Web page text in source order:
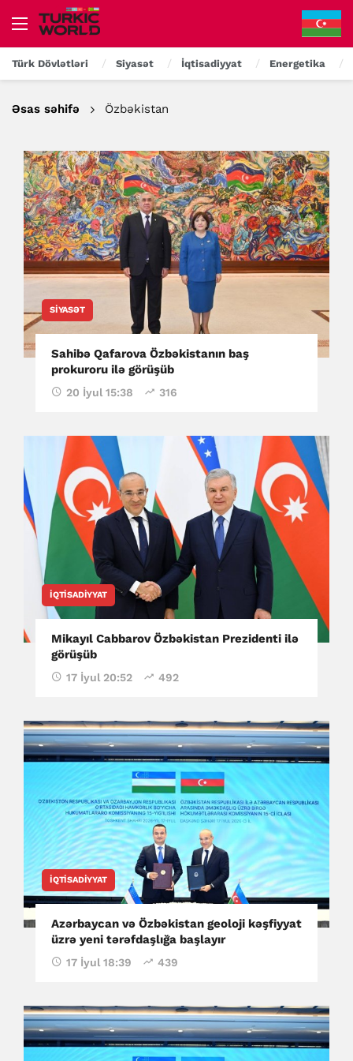
Türk Dövlətləri Siyasət İqtisadiyyat Energetika
Əsas səhifə Özbəkistan
SIYASƏT
Sahibə Qafarova Özbəkistanın baş
prokuroru ilə görüşüb
20 İyul 15:38 316
İQTISADIYYAT
Mikayıl Cabbarov Özbəkistan Prezidenti ilə
görüşüb
17 İyul 20:52 492
İQTISADIYYAT
Azərbaycan və Özbəkistan geoloji kəşfiyyat
üzrə yeni tərəfdaşlığa başlayır
17 İyul 18:39 439